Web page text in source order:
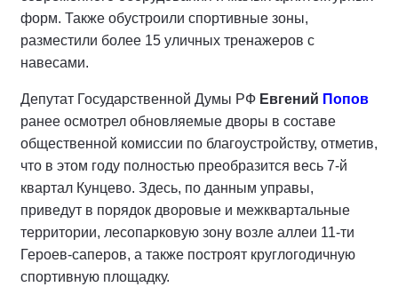
форм. Также обустроили спортивные зоны,
разместили более 15 уличных тренажеров с
навесами.
Депутат Государственной Думы РФ Евгений Попов
ранее осмотрел обновляемые дворы в составе
общественной комиссии по благоустройству, отметив,
что в этом году полностью преобразится весь 7-й
квартал Кунцево. Здесь, по данным управы,
приведут в порядок дворовые и межквартальные
территории, лесопарковую зону возле аллеи 11-ти
Героев-саперов, а также построят круглогодичную
спортивную площадку.